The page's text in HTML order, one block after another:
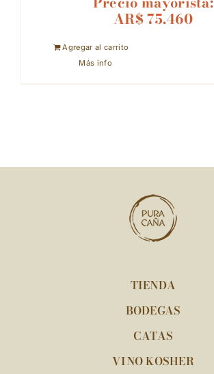
AR$75.460
Agregar al carrito
Más info
TIENDA
BODEGAS
CATAS
VINO KOSHER